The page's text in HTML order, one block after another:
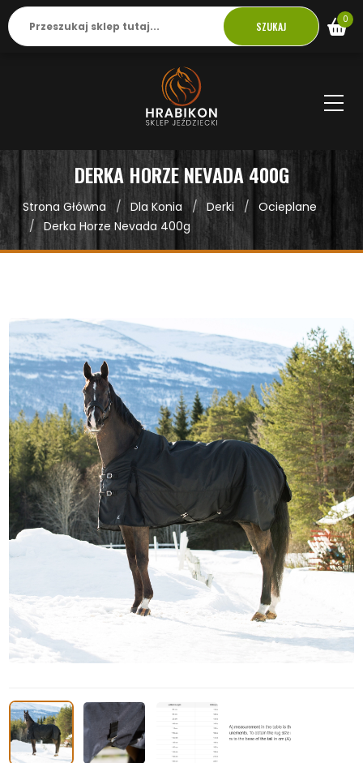
SZUKAJ 0
DERKA HORZE NEVADA 400G
Strona Główna Dla Konia Derki
Ocieplane
Derka Horze Nevada 400g